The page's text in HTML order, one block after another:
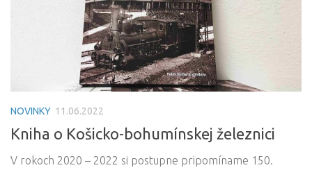
NOVINKY 11.06.2022
Kniha o Košicko-bohumínskej železnici
V rokoch 2020 – 2022 si postupne pripomíname 150.